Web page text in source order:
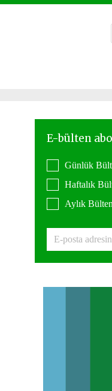
Günlük
Haftalık
Aylık Bülten